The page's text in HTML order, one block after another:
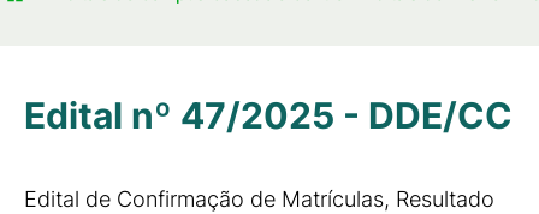
Edital nº 47/2025 - DDE/CC
Edital de Confirmação de Matrículas, Resultado